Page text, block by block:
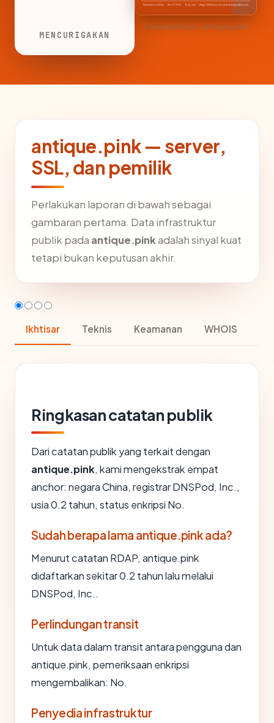
MENCURIGAKAN
CemerlanTrust · antique.pink
antique.pink — server,
SSL, dan pemilik
Perlakukan laporan di bawah sebagai
gambaran pertama. Data infrastruktur
publik pada antique.pinkadalah sinyal kuat
tetapi bukan keputusan akhir.
Ikhtisar Teknis Keamanan WHOIS
Ringkasan catatan publik
Dari catatan publik yang terkait dengan
antique.pink, kami mengekstrak empat
anchor: negara China, registrar DNSPod, Inc.,
usia 0.2 tahun, status enkripsi No.
Sudah berapa lama antique.pink ada?
Menurut catatan RDAP, antique.pink
didaftarkan sekitar 0.2 tahun lalu melalui
DNSPod, Inc..
Perlindungan transit
Untuk data dalam transit antara pengguna dan
antique.pink, pemeriksaan enkripsi
mengembalikan: No.
Penyedia infrastruktur